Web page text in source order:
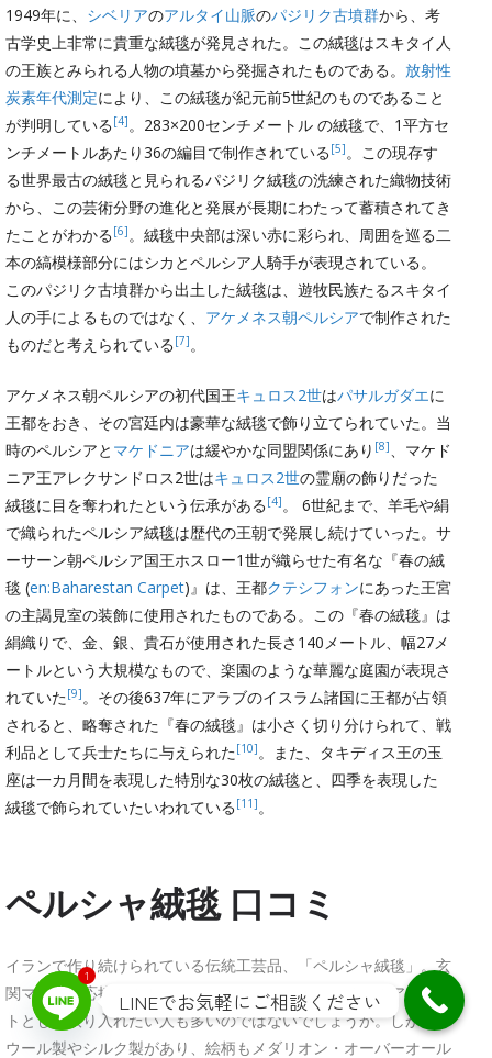
1949年に、 シベリアのアルタイ山脈のパジリク古墳群から、考
古学史上非常に貴重な絨毯が発見された。この絨毯はスキタイ人
の王族とみられる人物の墳墓から発掘されたものである。 放射性
炭素年代測定により、この絨毯が紀元前5世紀のものであること
が判明している [4]。283×200センチメートル の絨毯で、1平方セ
ンチメートルあたり36の編目で制作されている [5]。この現存す
る世界最古の絨毯と見られるパジリク絨毯の洗練された織物技術
から、この芸術分野の進化と発展が長期にわたって蓄積されてき
たことがわかる [6]。絨毯中央部は深い赤に彩られ、周囲を巡る二
本の縞模様部分にはシカとペルシア人騎手が表現されている。
このパジリク古墳群から出土した絨毯は、遊牧民族たるスキタイ
人の手によるものではなく、 アケメネス朝ペルシアで制作された
ものだと考えられている [7]。
アケメネス朝ペルシアの初代国王キュロス2世はパサルガダエに
王都をおき、その宮廷内は豪華な絨毯で飾り立てられていた。当
時のペルシアと マケドニアは緩やかな同盟関係にあり [8]、マケド
ニア王アレクサンドロス2世はキュロス2世の霊廟の飾りだった
絨毯に目を奪われたという伝承がある [4]。 6世紀まで、羊毛や絹
で織られたペルシア絨毯は歴代の王朝で発展し続けていった。サ
ーサーン朝ペルシア国王ホスロー1世が織らせた有名な『春の絨
毯 (en:Baharestan Carpet)』は、王都クテシフォンにあった王宮
の主謁見室の装飾に使用されたものである。この『春の絨毯』は
絹織りで、金、銀、貴石が使用された長さ140メートル、幅27メ
ートルという大規模なもので、楽園のような華麗な庭園が表現さ
れていた[9]。その後637年にアラブのイスラム諸国に王都が占領
されると、略奪された『春の絨毯』は小さく切り分けられて、戦
利品として兵士たちに与えられた[10]。また、タキディス王の玉
座は一カ月間を表現した特別な30枚の絨毯と、四季を表現した
絨毯で飾られていたいわれている [11]。
ペルシャ絨毯 口コミ
イランで作り続けられている伝統工芸品、「ペルシャ絨毯」。玄
関マットや応接間のカーペット、あるいはインテリアのアクセン
トとして取り入れたい人も多いのではないでしょうか。しかし、
ウール製やシルク製があり、絵柄もメダリオン・オーバーオール
1
LINEでお気軽にご相談ください